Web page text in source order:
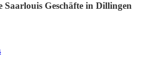
Saarlouis Geschäfte in Dillingen